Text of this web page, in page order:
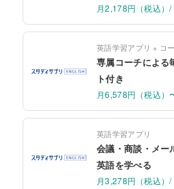
月2,178円（税込）
英語学習アプリ + コ
専属コーチによる
ト付き
月6,578円（税込）
英語学習アプリ
会議・商談・メー
英語を学べる
月3,278円（税込）